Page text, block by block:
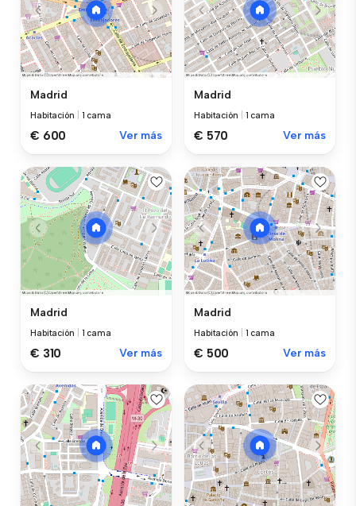
Madrid
Habitación 1 cama
€ 600 Ver más
Madrid
Habitación 1 cama
€ 570 Ver más
Madrid
Habitación 1 cama
€ 310 Ver más
Madrid
Habitación 1 cama
€ 500 Ver más